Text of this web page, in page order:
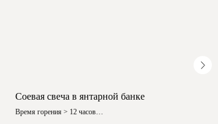
Соевая свеча в янтарной банке
Время горения > 12 часов